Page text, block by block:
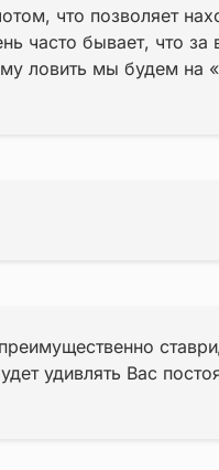
что позволяет
часто бывает, что
ловить мы будем на
удивлять Вас